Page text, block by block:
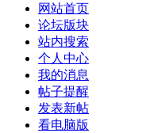
网站首页
论坛版块
站内搜索
个人中心
我的消息
帖子提醒
发表新帖
看电脑版